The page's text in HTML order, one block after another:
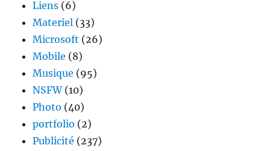
Liens (6)
Materiel (33)
Microsoft (26)
Mobile (8)
Musique (95)
NSFW(10)
Photo (40)
portfolio (2)
Publicité (237)